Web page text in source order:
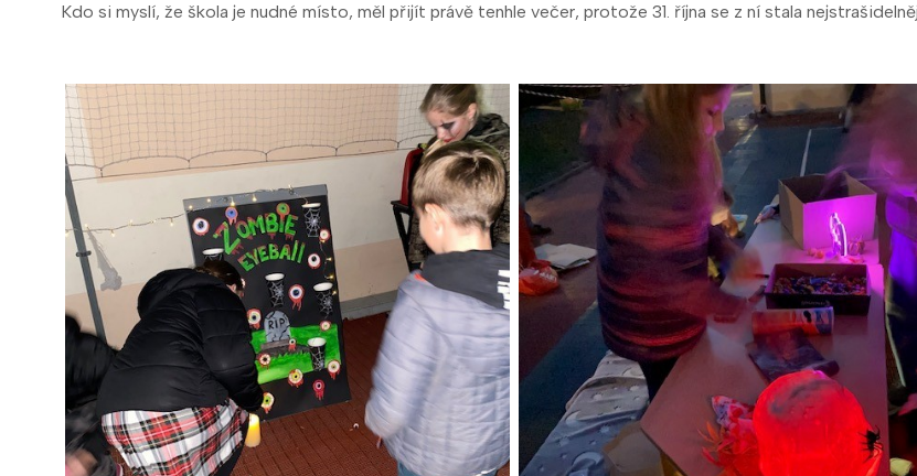
Kdo si myslí, že škola je nudné místo, měl přijít právě tenhle večer, protože 31. října se z ní stala